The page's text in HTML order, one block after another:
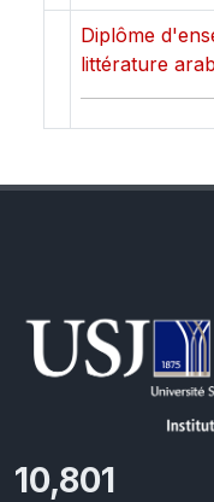
Diplôme
littérature
11,727